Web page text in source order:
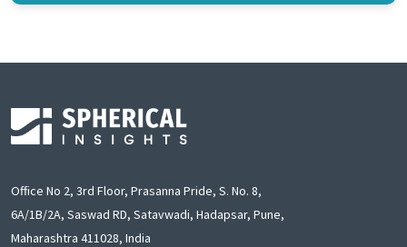
Office No 2, 3rd Floor, Prasanna Pride, S. No. 8,
6A/1B/2A, Saswad RD, Satavwadi, Hadapsar, Pune,
Maharashtra 411028, India